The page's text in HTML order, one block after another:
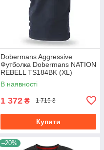
Dobermans Aggressive
Футболка Dobermans NATION
REBELL TS184BK (XL)
В наявності
1 372 ₴ 1 715 ₴
Купити
–20%